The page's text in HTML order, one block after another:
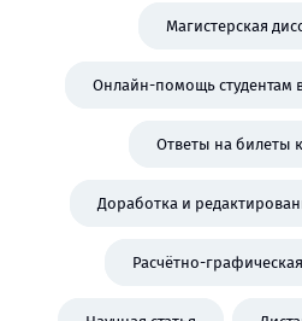
Магистерская
Онлайн-помощь студентам
Ответы на билеты
Доработка и
Расчётно-